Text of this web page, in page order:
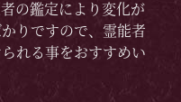
の鑑定により変化が
りですので、霊能者
れる事をおすすめい